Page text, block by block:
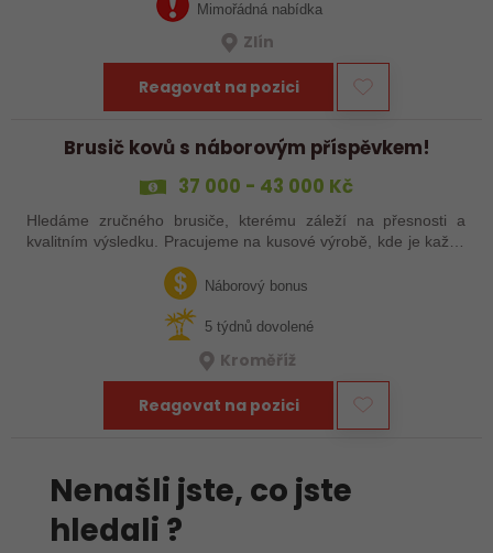
Mimořádná nabídka
Zlín
Reagovat na pozici
Brusič kovů s náborovým příspěvkem!
37 000 - 43 000 Kč
Hledáme zručného brusiče, kterému záleží na přesnosti a
kvalitním výsledku. Pracujeme na kusové výrobě, kde je každý
plocho nebo kulato – nebo…Náborový bonus
5 týdnů dovolené
Kroměříž
Reagovat na pozici
Nenašli jste, co jste
hledali ?